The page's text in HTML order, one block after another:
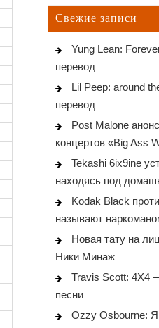
Свежие записи
Yung Lean:
перевод
Lil Peep: around
перевод
Post Malone
концертов «Big Ass
Tekashi 6ix9ine
находясь под
Kodak Black
называют
Новая тату на
Ники Минаж
Travis Scott: 4X4
песни
Ozzy Osbourne: